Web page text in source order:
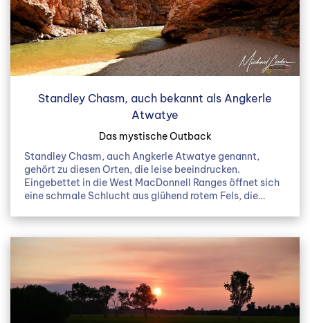
Standley Chasm, auch bekannt als Angkerle
Atwatye
Das mystische Outback
Standley Chasm, auch Angkerle Atwatye genannt,
gehört zu diesen Orten, die leise beeindrucken.
Eingebettet in die West MacDonnell Ranges öffnet sich
eine schmale Schlucht aus glühend rotem Fels, die…